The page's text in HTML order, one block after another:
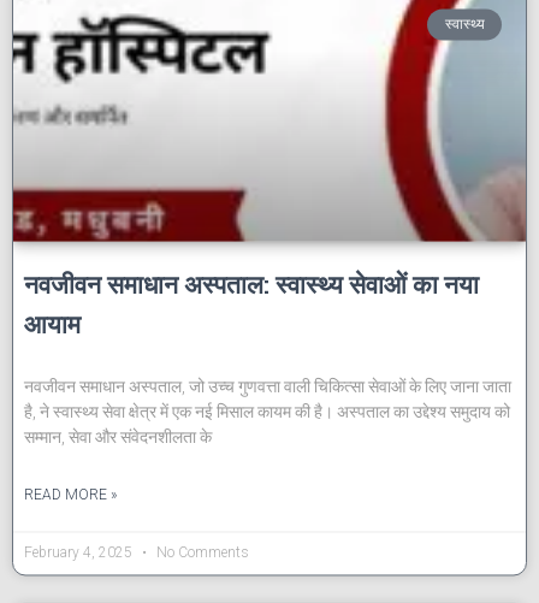
स्वास्थ्य
नवजीवन समाधान अस्पताल: स्वास्थ्य सेवाओं का नया
आयाम
नवजीवन समाधान अस्पताल, जो उच्च गुणवत्ता वाली चिकित्सा सेवाओं के लिए जाना जाता
है, ने स्वास्थ्य सेवा क्षेत्र में एक नई मिसाल कायम की है। अस्पताल का उद्देश्य समुदाय को
सम्मान, सेवा और संवेदनशीलता के
READ MORE »
February 4, 2025 No Comments